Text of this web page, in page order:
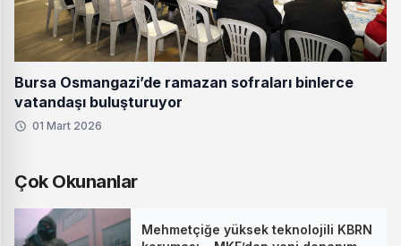
Bursa Osmangazi’de ramazan sofraları binlerce
vatandaşı buluşturuyor
01 Mart 2026
Çok Okunanlar
Mehmetçiğe yüksek teknolojili KBRN